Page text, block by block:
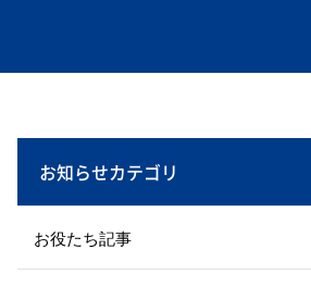
お知らせカテゴリ
お役たち記事